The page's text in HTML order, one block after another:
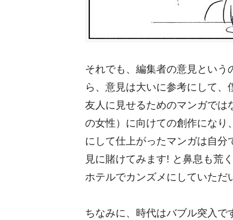
それでも、編集者の意見とい
ら、意見は大いに参考にして、
友人に見せるためのマンガでは
の女性）に向けての創作になり
にして仕上がったマンガは自
見に賭けてみます! と鼻息も荒
ホテルでカンズメにしていただ
ちなみに、時代はバブル突入